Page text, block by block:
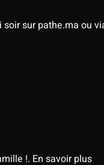
sur pathe.ma ou
!. En savoir plus